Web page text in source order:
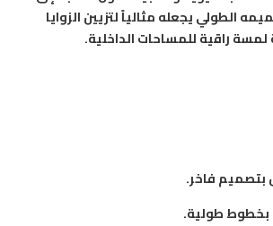
الطولي يجعله مثالياً لتزيين الزوايا
لمسة راقية للمساحات الداخلية.
فاخر.
بخطوط طولية.